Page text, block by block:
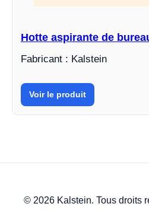
Hotte aspirante de
Fabricant : Kalstein
Voir le produit
© 2026 Kalstein. Tous droits